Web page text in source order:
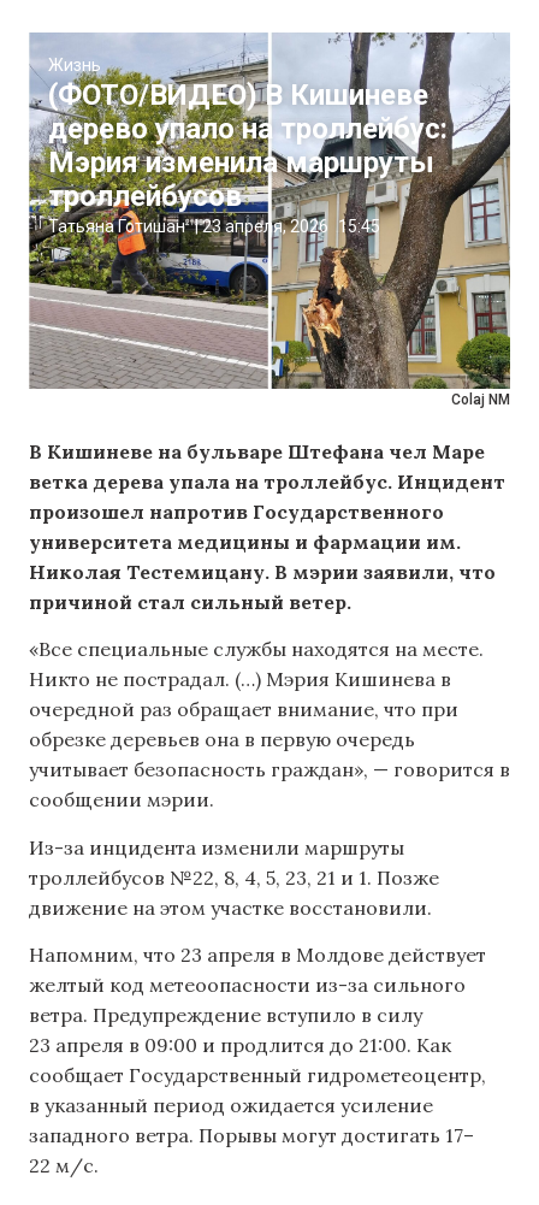
Colaj NM
Жизнь
(ФОТО/ВИДЕО) В Кишиневе
дерево упало на троллейбус:
Мэрия изменила маршруты
троллейбусов
Татьяна Готишан |23 апреля, 2026 15:45
В Кишиневе на бульваре Штефана чел Маре
ветка дерева упала на троллейбус. Инцидент
произошел напротив Государственного
университета медицины и фармации им.
Николая Тестемицану. В мэрии заявили, что
причиной стал сильный ветер.
«Все специальные службы находятся на месте.
Никто не пострадал. (…) Мэрия Кишинева в
очередной раз обращает внимание, что при
обрезке деревьев она в первую очередь
учитывает безопасность граждан», — говорится в
сообщении мэрии.
Из-за инцидента изменили маршруты
троллейбусов №22, 8, 4, 5, 23, 21 и 1. Позже
движение на этом участке восстановили.
Напомним, что 23 апреля в Молдове действует
желтый код метеоопасности из-за сильного
ветра. Предупреждение вступило в силу
23 апреля в 09:00 и продлится до 21:00. Как
сообщает Государственный гидрометеоцентр,
в указанный период ожидается усиление
западного ветра. Порывы могут достигать 17–
22 м/с.